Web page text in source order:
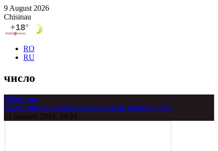
9 August 2026
Chisinau
RO
RU
число
Общество
Растет число несчастных случаев на производстве
21 ianuarie 2014, 14:34